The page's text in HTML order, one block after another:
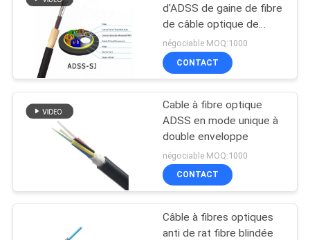
d'ADSS de gaine de fibre
de câble optique de
soutien d'OEM
négociable MOQ:1000
CONTACT
Cable à fibre optique
ADSS en mode unique à
double enveloppe
négociable MOQ:1000
CONTACT
Câble à fibres optiques
anti de rat fibre blindée